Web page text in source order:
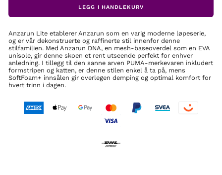
LEGG I HANDLEKURV
Anzarun Lite etablerer Anzarun som en varig moderne løpeserie,
og er vår dekonstruerte og raffinerte stil innenfor denne
stilfamilien. Med Anzarun DNA, en mesh-baseoverdel som en EVA
unisole, gir denne skoen et rent utseende perfekt for enhver
anledning. I tillegg til den sanne arven PUMA-merkevaren inkludert
formstripen og katten, er denne stilen enkel å ta på, mens
SoftFoam+ innsålen gir overlegen demping og optimal komfort for
hvert trinn i dagen.